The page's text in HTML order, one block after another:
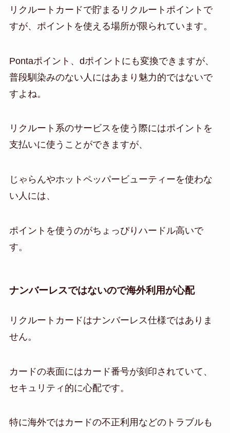
リクルートカードで貯まるリクルートポイントで
すが、ポイントを使える場所が限られています。
Pontaポイント、dポイントにも変換できますが、
普段馴染みのない人にはあまり魅力的ではないで
すよね。
リクルート系のサービスを使う際にはポイントを
支払いに使うことができますが、
じゃらんやホットペッパービューティーを使わな
い人には、
ポイントを使うのがちょっぴりハードル高いで
す。
ナンバーレスではないので海外利用が心配
リクルートカードはナンバーレス仕様ではありま
せん。
カードの表面にはカード番号が刻印されていて、
セキュリティ的に心配です。
特に海外ではカードの不正利用などのトラブルも